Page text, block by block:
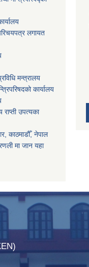
लगायत
मन्त्रालय
कार्यालय
उपत्यका
काठमाडौँ, नेपाल
मा जान यहा